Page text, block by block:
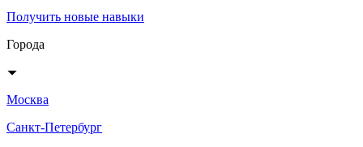
Получить новые навыки
Города
Москва
Санкт-Петербург